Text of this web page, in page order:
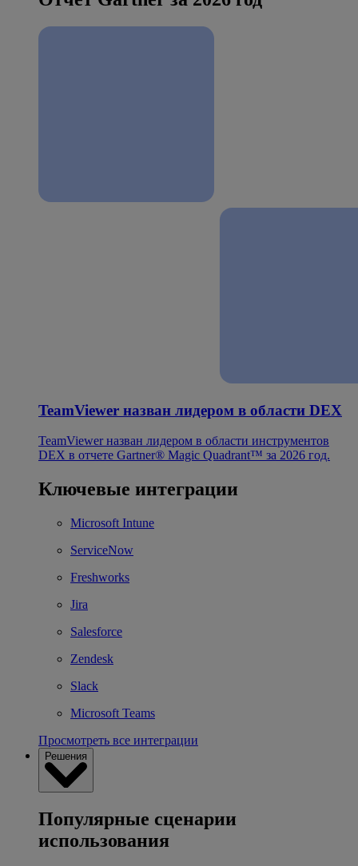
TeamViewer назван лидером в области DEX
TeamViewer назван лидером в области инструментов
DEX в отчете Gartner® Magic Quadrant™ за 2026 год.
Ключевые интеграции
Microsoft Intune
ServiceNow
Freshworks
Jira
Salesforce
Zendesk
Slack
Microsoft Teams
Просмотреть все интеграции
Решения
Популярные сценарии
использования